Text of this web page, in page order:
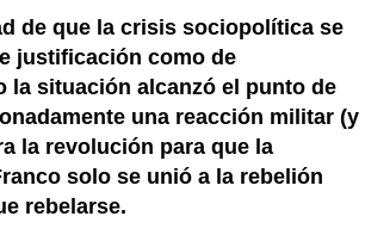
de que la crisis sociopolítica se
justificación como de
la situación alcanzó el punto de
una reacción militar (y
la revolución para que la
solo se unió a la rebelión
rebelarse.